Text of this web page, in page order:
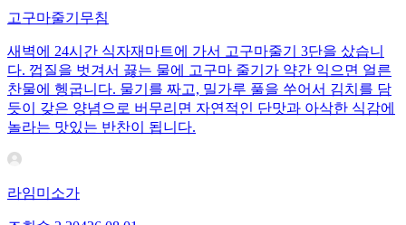
고구마줄기무침
새벽에 24시간 식자재마트에 가서 고구마줄기 3단을 샀습니
다. 껍질을 벗겨서 끓는 물에 고구마 줄기가 약간 익으면 얼른
찬물에 헹굽니다. 물기를 짜고, 밀가루 풀을 쑤어서 김치를 담
듯이 갖은 양념으로 버무리면 자연적인 단맛과 아삭한 식감에
놀라는 맛있는 반찬이 됩니다.
라임미소가